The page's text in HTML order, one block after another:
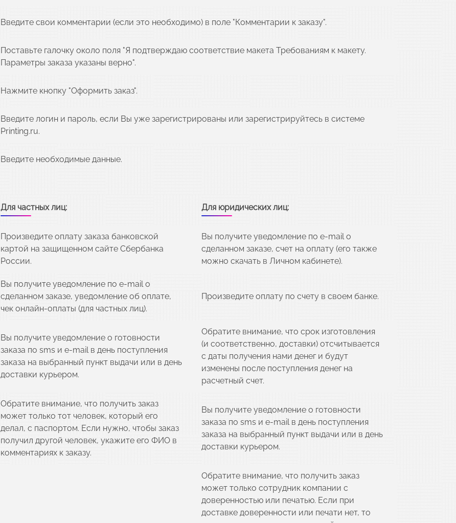
Введите свои комментарии (если это необходимо) в поле "Комментарии к заказу".
Поставьте галочку около поля "Я подтверждаю соответствие макета Требованиям к макету.
Параметры заказа указаны верно".
Нажмите кнопку "Оформить заказ".
Введите логин и пароль, если Вы уже зарегистрированы или зарегистрируйтесь в системе
Printing.ru.
Введите необходимые данные.
Для частных лиц: Для юридических лиц:
Произведите оплату заказа банковской
картой на защищенном сайте Сбербанка
России.
Вы получите уведомление по e-mail о
сделанном заказе, счет на оплату (его также
можно скачать в Личном кабинете).
Вы получите уведомление по e-mail о
сделанном заказе, уведомление об оплате,
чек онлайн-оплаты (для частных лиц).
Произведите оплату по счету в своем банке.
Вы получите уведомление о готовности
заказа по sms и e-mail в день поступления
заказа на выбранный пункт выдачи или в день
доставки курьером.
Обратите внимание, что срок изготовления
(и соответственно, доставки) отсчитывается
с даты получения нами денег и будут
изменены после поступления денег на
расчетный счет.
Обратите внимание, что получить заказ
может только тот человек, который его
делал, с паспортом. Если нужно, чтобы заказ
получил другой человек, укажите его ФИО в
комментариях к заказу.
Вы получите уведомление о готовности
заказа по sms и e-mail в день поступления
заказа на выбранный пункт выдачи или в день
доставки курьером.
Обратите внимание, что получить заказ
может только сотрудник компании с
доверенностью или печатью. Если при
доставке доверенности или печати нет, то